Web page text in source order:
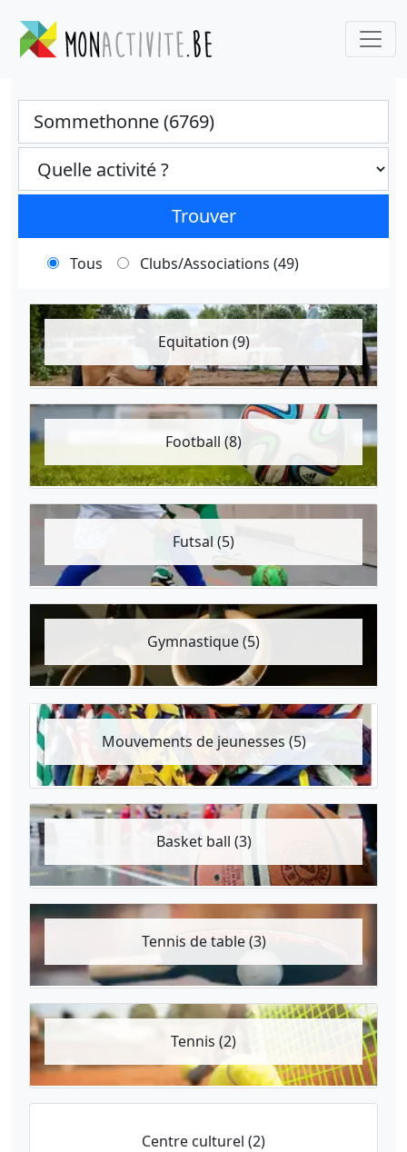
Trouver
Tous Clubs/Associations (49)
Equitation (9)
Football (8)
Futsal (5)
Gymnastique (5)
Mouvements de jeunesses (5)
Basket ball (3)
Tennis de table (3)
Tennis (2)
Centre culturel (2)